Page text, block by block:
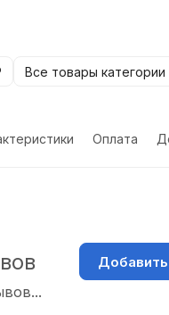
Все товары категории
Оплата